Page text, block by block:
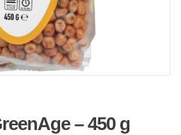
– 450 g